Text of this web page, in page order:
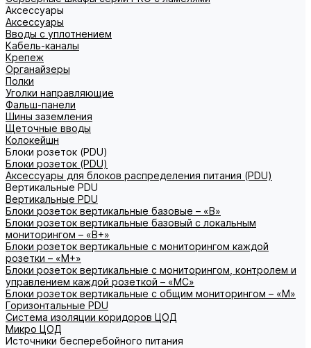
Аксессуары
Аксессуары
Вводы с уплотнением
Кабель-каналы
Крепеж
Органайзеры
Полки
Уголки направляющие
Фальш-панели
Шины заземления
Щеточные вводы
Колокейшн
Блоки розеток (PDU)
Блоки розеток (PDU)
Аксессуары для блоков распределения питания (PDU)
Вертикальные PDU
Вертикальные PDU
Блоки розеток вертикальные базовые – «В»
Блоки розеток вертикальные базовый с локальным
мониторингом – «В+»
Блоки розеток вертикальные с мониторингом каждой
розетки – «М+»
Блоки розеток вертикальные с мониторингом, контролем и
управлением каждой розеткой – «МС»
Блоки розеток вертикальные с общим мониторингом – «М»
Горизонтальные PDU
Система изоляции коридоров ЦОД
Микро ЦОД
Источники бесперебойного питания